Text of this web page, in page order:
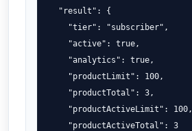
  "result": {
    "tier": "subscriber",
    "active": true,
    "analytics": true,
    "productLimit": 100,
    "productTotal": 3,
    "productActiveLimit": 100,
    "productActiveTotal": 3